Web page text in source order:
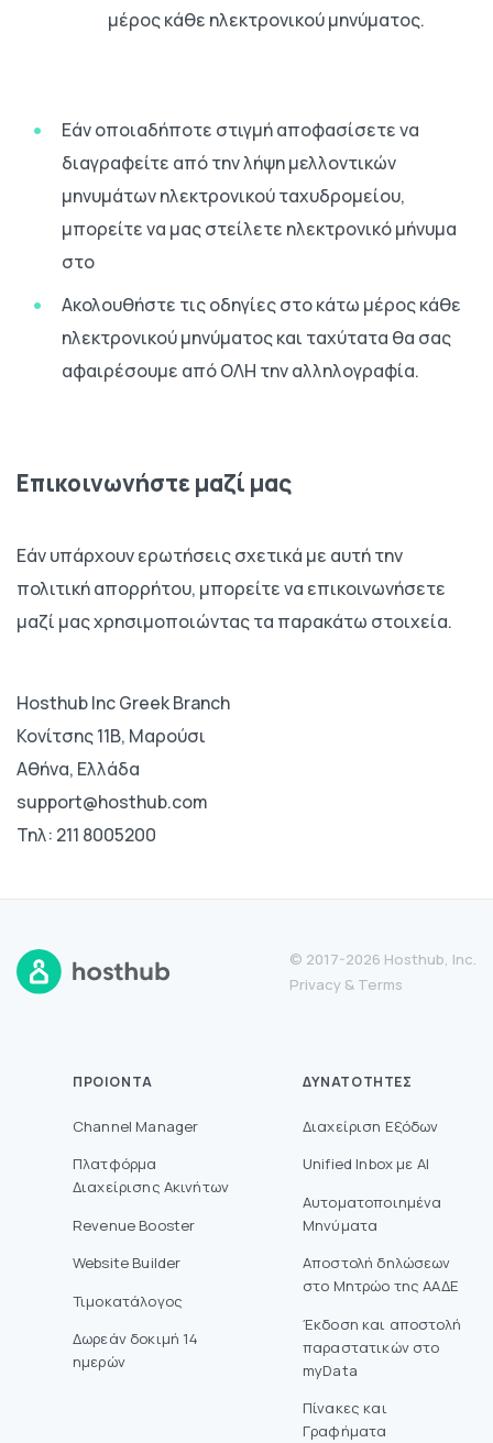
μέρος κάθε ηλεκτρονικού μηνύματος.
Εάν οποιαδήποτε στιγμή αποφασίσετε να
διαγραφείτε από την λήψη μελλοντικών
μηνυμάτων ηλεκτρονικού ταχυδρομείου,
μπορείτε να μας στείλετε ηλεκτρονικό μήνυμα
στο
Ακολουθήστε τις οδηγίες στο κάτω μέρος κάθε
ηλεκτρονικού μηνύματος και ταχύτατα θα σας
αφαιρέσουμε από ΟΛΗ την αλληλογραφία.
Επικοινωνήστε μαζί μας
Εάν υπάρχουν ερωτήσεις σχετικά με αυτή την
πολιτική απορρήτου, μπορείτε να επικοινωνήσετε
μαζί μας χρησιμοποιώντας τα παρακάτω στοιχεία.
Hosthub Inc Greek Branch
Κονίτσης 11Β, Μαρούσι
Αθήνα, Ελλάδα
support@hosthub.com
Τηλ: 211 8005200
© 2017-2026 Hosthub, Inc.
Privacy & Terms
ΠΡΟΙΌΝΤΑ
Channel Manager
Πλατφόρμα
Διαχείρισης Ακινήτων
Revenue Booster
Website Builder
Τιμοκατάλογος
Δωρεάν δοκιμή 14
ημερών
ΔΥΝΑΤΌΤΗΤΕΣ
Διαχείριση Εξόδων
Unified Inbox με AI
Αυτοματοποιημένα
Μηνύματα
Aποστολή δηλώσεων
στο Mητρώο της ΑΑΔΕ
Έκδοση και αποστολή
παραστατικών στο
myData
Πίνακες και
Γραφήματα